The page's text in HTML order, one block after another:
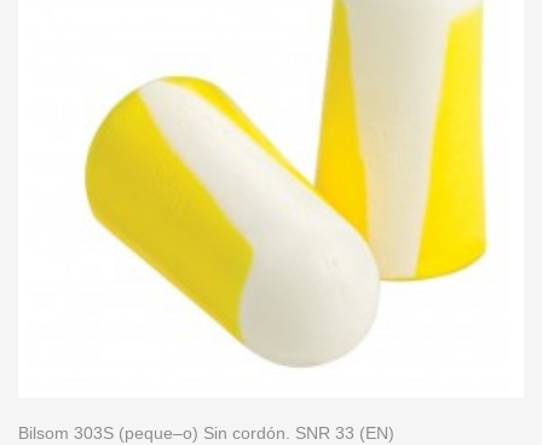
Bilsom 303S (peque–o) Sin cordón. SNR 33 (EN)